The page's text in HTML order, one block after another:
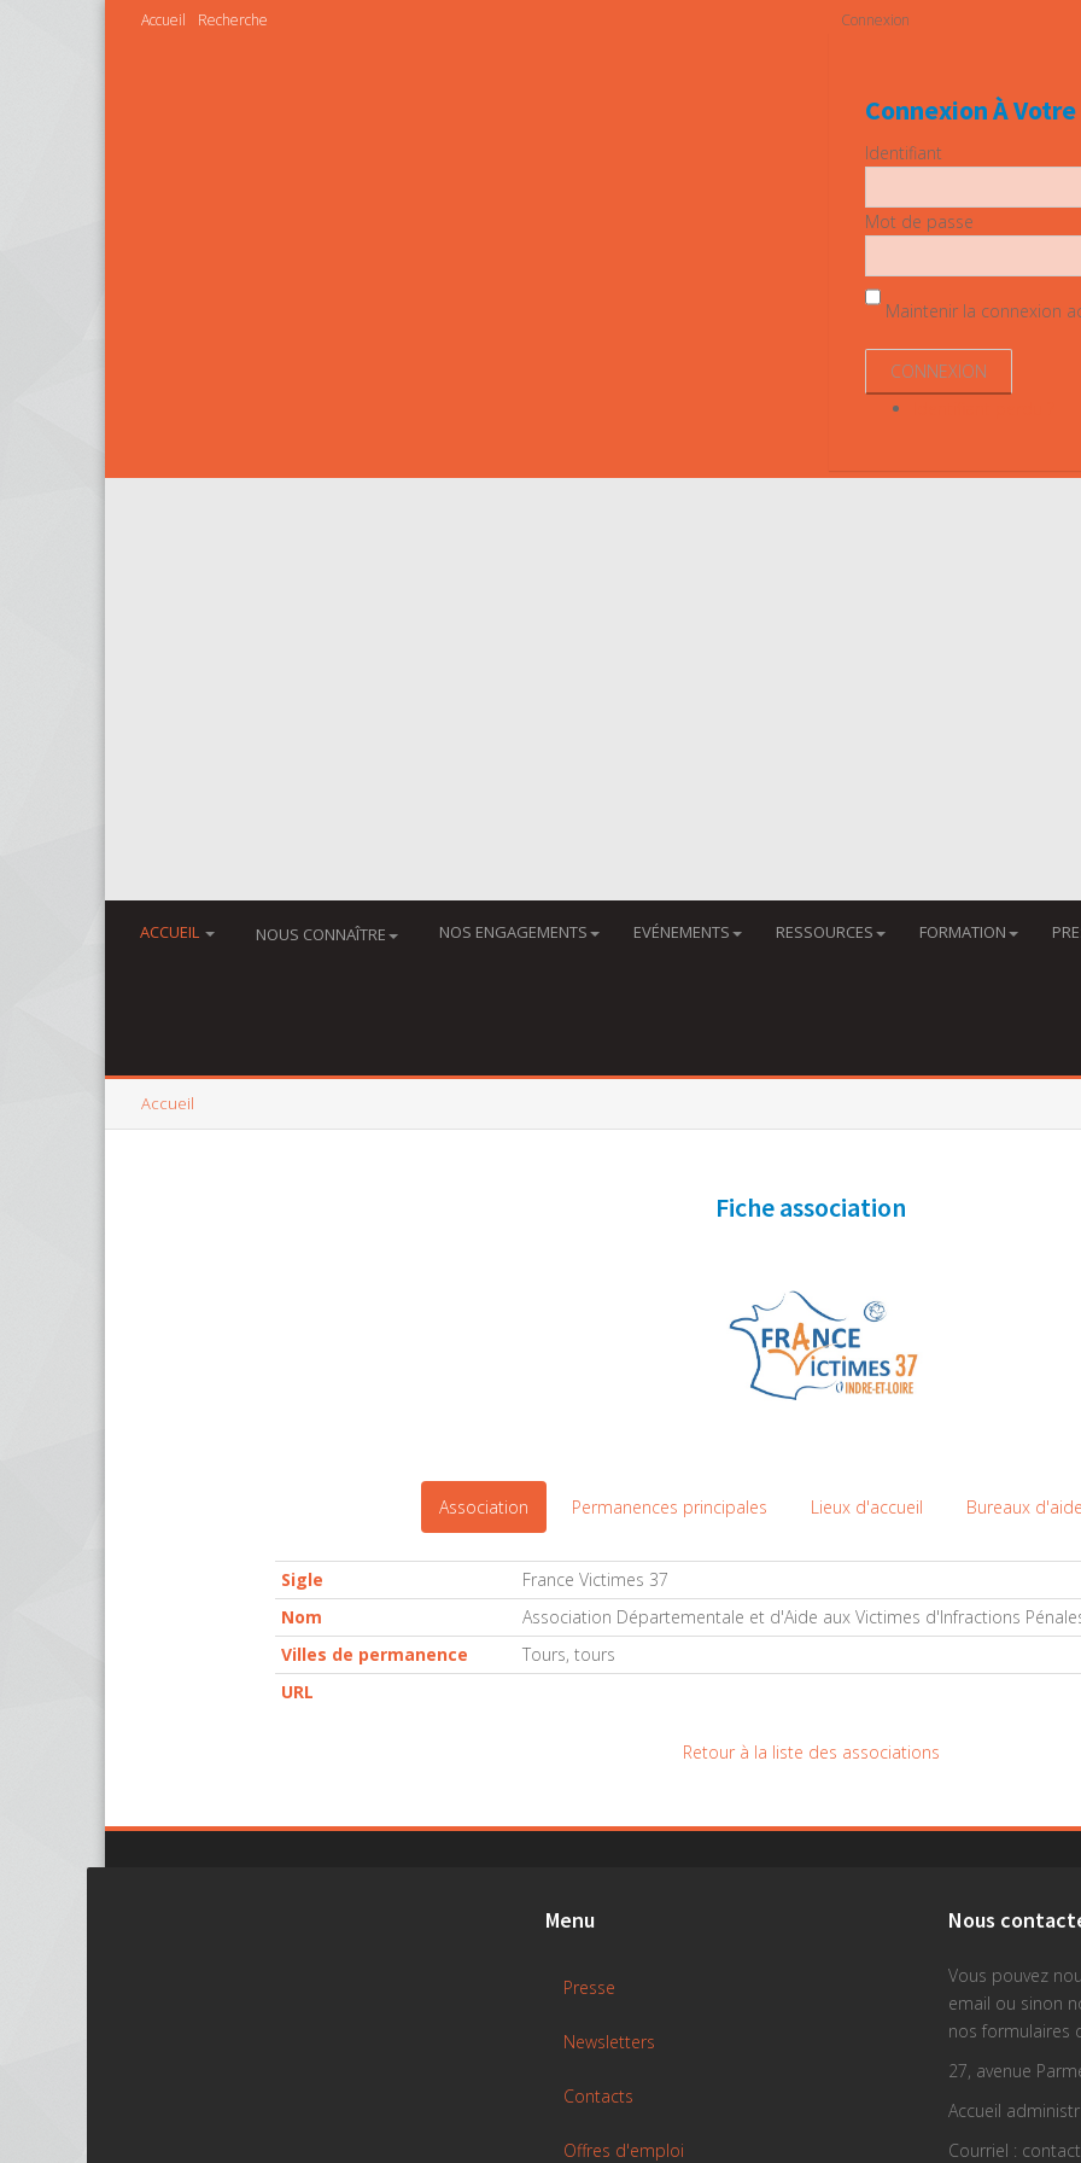
Accueil Recherche Connexion
Connexion À
Identifiant
Mot de passe
Maintenir la connexion
ACCUEIL NOUS CONNAÎTRE NOS ENGAGEMENTS EVÉNEMENTS RESSOURCES FORMATION
Accueil
Fiche association
Association Permanences principales Lieux d'accueil Bureaux
Sigle
France Victimes 37
Nom
Association Départementale et d'Aide aux Victimes d'Infractions
Villes de permanence
Tours, tours
URL
Retour à la liste des associations
Menu
Presse
Newsletters
Contacts
Offres d'emploi
Nous
Vous pouvez
email ou sinon
nos formulaires
27, avenue
Accueil
Courriel :